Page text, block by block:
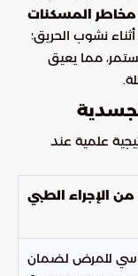
مخاطر المسكنات
نشوب الحريق؛
مما يعيق
علمية عند
الإجراء الطبي
للمرض لضمان